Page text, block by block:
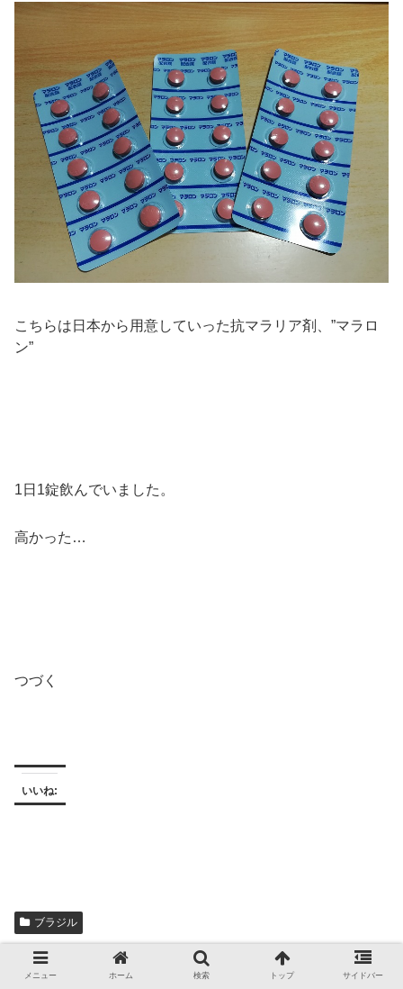
こちらは日本から用意していった抗マラリア剤、”マラロ
ン”
1日1錠飲んでいました。
高かった…
つづく
いいね:
ブラジル
スポンサーリンク
メニュー ホーム 検索 トップ サイドバー